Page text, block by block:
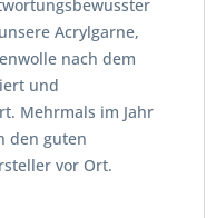
Acrylgarne,
nach dem
und
Mehrmals im Jahr
den guten
vor Ort.